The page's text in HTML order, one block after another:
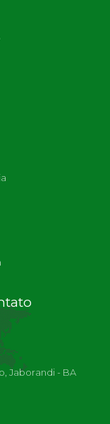
Jaborandi - BA